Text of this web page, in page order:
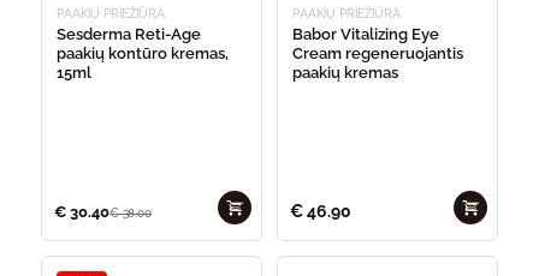
PAAKIŲ PRIEŽIŪRA
Sesderma Reti-Age
paakių kontūro kremas,
15ml
€ 30.40€38.00
PAAKIŲ PRIEŽIŪRA
Babor Vitalizing Eye
Cream regeneruojantis
paakių kremas
€46.90